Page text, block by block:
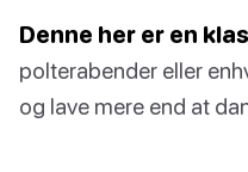
Denne her er en
polterabender eller
og lave mere end at